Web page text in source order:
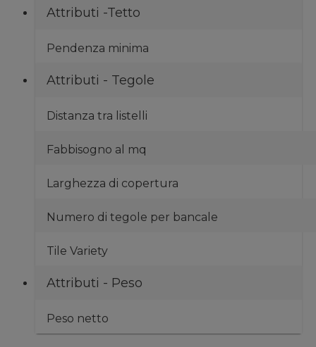
Attributi -Tetto
Pendenza minima
Attributi - Tegole
Distanza tra listelli
Fabbisogno al mq
Larghezza di copertura
Numero di tegole per bancale
Tile Variety
Attributi - Peso
Peso netto